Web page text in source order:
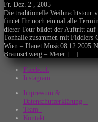
Fr. Dez. 2 , 2005
Die traditionelle Weihnachtstour
findet Ihr noch einmal alle
dieser Tour bildet der Auftritt auf
Tonhalle zusammen mit Fiddlers
Wien – Planet Music08.12.2005
Braunschweig – Meier […]
Facebook
Instagram
Impressum &
Datenschutzerklärung
Team
Kontakt